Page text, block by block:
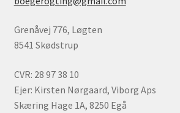
Grenåvej 776, Løgten
8541 Skødstrup
CVR: 28 97 38 10
Ejer: Kirsten Nørgaard, Viborg Aps
Skæring Hage 1A, 8250 Egå